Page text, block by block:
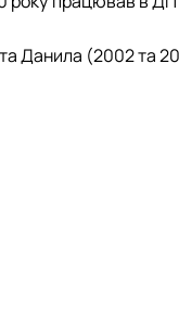
Данила (2002 та